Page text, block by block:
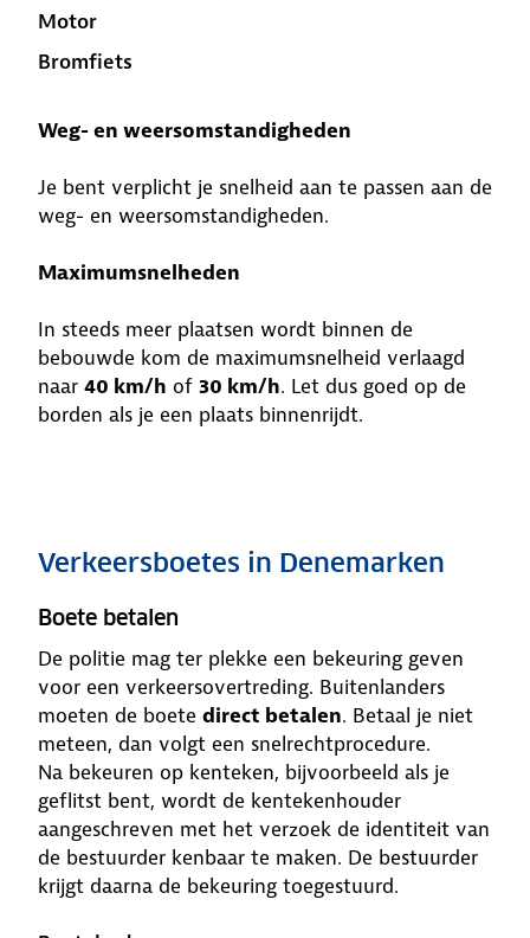
Motor
Bromfiets
Weg- en weersomstandigheden
Je bent verplicht je snelheid aan te passen aan de
weg- en weersomstandigheden.
Maximumsnelheden
In steeds meer plaatsen wordt binnen de
bebouwde kom de maximumsnelheid verlaagd
naar 40 km/h of 30 km/h. Let dus goed op de
borden als je een plaats binnenrijdt.
Verkeersboetes in Denemarken
Boete betalen
De politie mag ter plekke een bekeuring geven
voor een verkeersovertreding. Buitenlanders
moeten de boete direct betalen. Betaal je niet
meteen, dan volgt een snelrechtprocedure.
Na bekeuren op kenteken, bijvoorbeeld als je
geflitst bent, wordt de kentekenhouder
aangeschreven met het verzoek de identiteit van
de bestuurder kenbaar te maken. De bestuurder
krijgt daarna de bekeuring toegestuurd.